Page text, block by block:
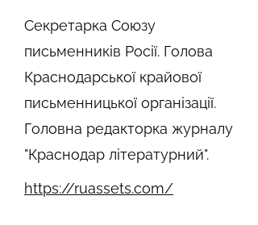
Секретарка Союзу
письменників Росії. Голова
Краснодарської крайової
письменницької організації.
Головна редакторка журналу
"Краснодар літературний".
https://ruassets.com/